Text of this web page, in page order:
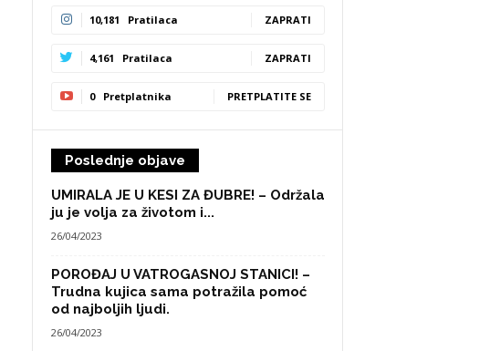
10,181 Pratilaca ZAPRATI
4,161 Pratilaca ZAPRATI
0 Pretplatnika PRETPLATITE SE
Poslednje objave
UMIRALA JE U KESI ZA ĐUBRE! – Održala
ju je volja za životom i...
26/04/2023
POROĐAJ U VATROGASNOJ STANICI! –
Trudna kujica sama potražila pomoć
od najboljih ljudi.
26/04/2023